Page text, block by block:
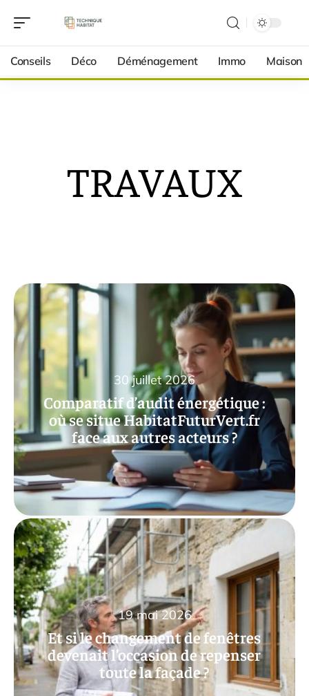
Conseils Déco Déménagement Immo Maison
TRAVAUX
Comparatif d’audit énergétique :
où se situe HabitatFuturVert.fr
face aux autres acteurs ?
30 juillet 2026
Et si le changement de fenêtres
devenait l’occasion de repenser
toute la façade ?
19 mai 2026